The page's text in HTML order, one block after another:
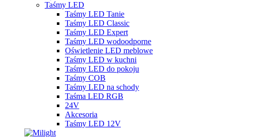
Taśmy LED
Taśmy LED Tanie
Taśmy LED Classic
Taśmy LED Expert
Taśmy LED wodoodporne
Oświetlenie LED meblowe
Taśmy LED w kuchni
Taśmy LED do pokoju
Taśmy COB
Taśmy LED na schody
Taśma LED RGB
24V
Akcesoria
Taśmy LED 12V